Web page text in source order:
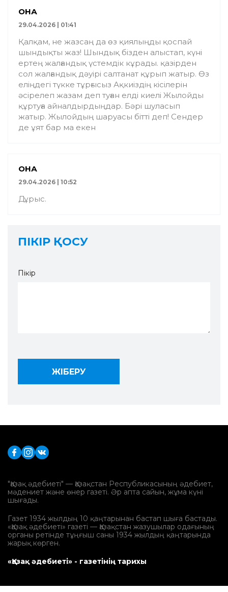
ҚОНАҚ
29.04.2026 | 01:41
Қалқам, не жазсаң да өз қиялыңды қоспай
шындықты жаз! Шындық бізден алыстап, күні
ертең жалғандық үстемдік кұрады. қазірден
сол жалғандық дәуірі салтанат құрып жатыр. Өз
еліңдегі түкке тұрғысыз Ақкиіздің кісілерін
әсірелеп жазам деп туған елді киелі Жылойды
құртуға айналдырдыңдар. Бәрі шуласып
жатыр. Жылойдың шаруасы бітті деп! Сендер
де ұят бар ма екен
ҚОНАҚ
29.04.2026 | 10:52
Дұрыс.
ПІКІР ҚОСУ
Пікір
"Қазақ әдебиеті" — Қазақстан Республикасының әдебиет,
мәдениет және өнер газеті. Әр апта сайын, жұма күні
шығады.
Газет 1934 жылдың 10 қаңтарынан бастап шыға бастады.
«Қазақ әдебиеті» газеті — Қазақстан жазушылар одағының
органы ретінде тұңғыш саны 1934 жылдың қаңтарында
жарық көрген.
«Қазақ әдебиеті» - газетінің тарихы